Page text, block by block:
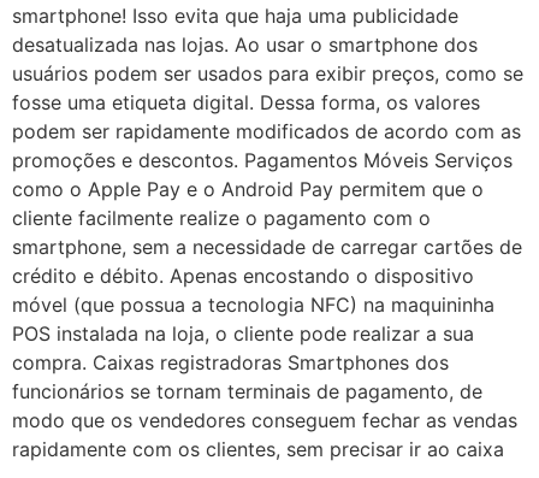
smartphone! Isso evita que haja uma publicidade
desatualizada nas lojas. Ao usar o smartphone dos
usuários podem ser usados para exibir preços, como se
fosse uma etiqueta digital. Dessa forma, os valores
podem ser rapidamente modificados de acordo com as
promoções e descontos. Pagamentos Móveis Serviços
como o Apple Pay e o Android Pay permitem que o
cliente facilmente realize o pagamento com o
smartphone, sem a necessidade de carregar cartões de
crédito e débito. Apenas encostando o dispositivo
móvel (que possua a tecnologia NFC) na maquininha
POS instalada na loja, o cliente pode realizar a sua
compra. Caixas registradoras Smartphones dos
funcionários se tornam terminais de pagamento, de
modo que os vendedores conseguem fechar as vendas
rapidamente com os clientes, sem precisar ir ao caixa